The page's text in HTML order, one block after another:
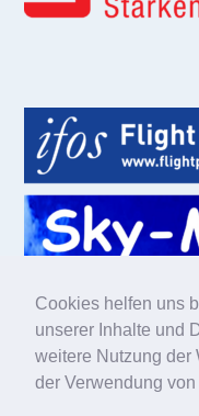
Cookies helfen uns
unserer Inhalte und
weitere Nutzung der
der Verwendung